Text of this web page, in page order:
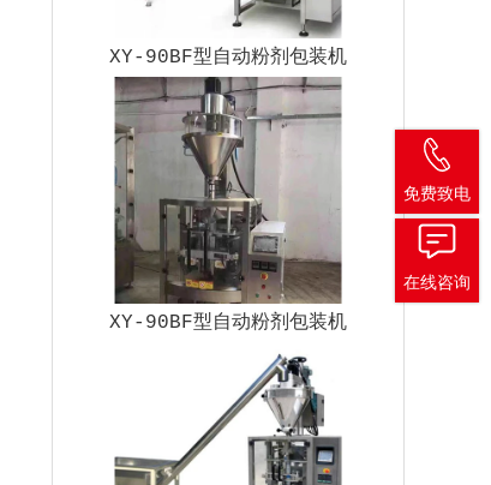
XY-90BF型自动粉剂包装机
XY-90BF型自动粉剂包装机
免费致电
在线咨询